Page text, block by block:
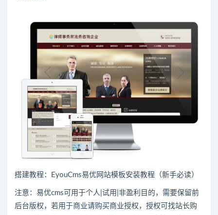
搭建教程： EyouCms易优网站模板安装教程（新手必读）
注意：易优cms可用于个人|试用|非盈利目的，需要保留前
后台版权，若用于商业请购买商业授权，授权可找站长购